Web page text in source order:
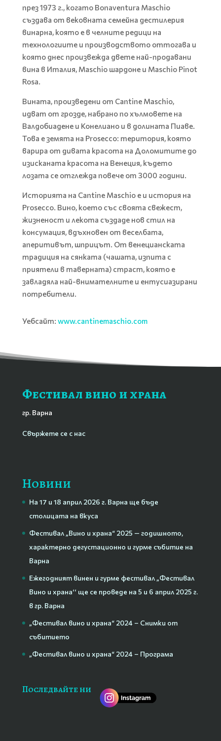
през 1973 г., когато Bonaventura Maschio
създава от вековната семейна дестилерия
винарна, която е в челните редици на
технологиите и производството оттогава и
която днес произвежда двете най-продавани
вина в Италия, Maschio шардоне и Maschio Pinot
Rosa.
Вината, произведени от Cantine Maschio,
идват от грозде, набрано по хълмовете на
Валдобиадене и Конелиано и в долината Пиаве.
Това е земята на Prosecco: територия, която
варира от дивата красота на Доломитите до
изисканата красота на Венеция, където
лозата се отглежда повече от 3000 години.
Историята на Cantine Maschio е и история на
Prosecco. Вино, което със своята свежест,
жизненост и лекота създаде нов стил на
консумация, вдъхновен от веселбата,
аперитивът, шприцът. От венецианската
традиция на сянката (чашата, изпита с
приятели в таверната) страст, която е
завладяла най-внимателните и ентусиазирани
потребители.
Уебсайт: www.cantinemaschio.com
Фестивал вино и храна
гр. Варна
Свържете се с нас
Новини
На 17 и 18 април 2026 г. Варна ще бъде
столицата на вкуса
Фестивал „Вино и храна“ 2025 — годишното,
характерно дегустационно и гурме събитие на
Варна
Ежегодният винен и гурме фестивал „Фестивал
Вино и храна‘‘ ще се проведе на 5 и 6 април 2025 г.
в гр. Варна
„Фестивал вино и храна“ 2024 – Снимки от
събитието
„Фестивал вино и храна“ 2024 – Програма
Последвайте ни